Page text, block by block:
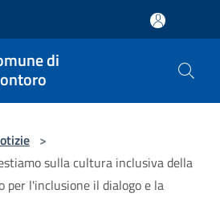
di
>
sulla cultura inclusiva della
l'inclusione il dialogo e la